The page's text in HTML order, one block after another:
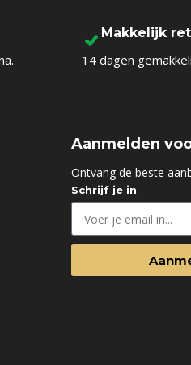
Makkelijk
14 dagen
Aanmelden
Ontvang de beste
Schrijf je in